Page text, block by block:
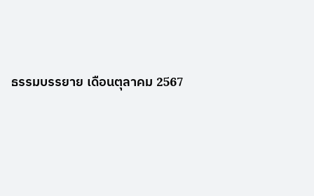
ธรรมบรรยาย เดือนตุลาคม 2567